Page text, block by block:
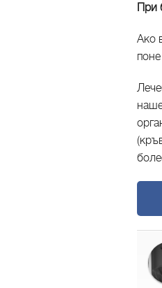
При
Ако